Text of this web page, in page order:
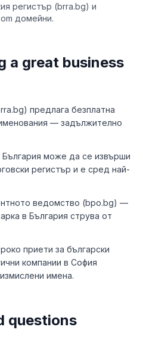
регистър (brra.bg) и
домейни.
a great business
предлага безплатна
— задължително
може да се извърши
регистър и е сред най-
ведомство (bpo.bg) —
в България струва от
приети за български
компании в София
имена.
questions